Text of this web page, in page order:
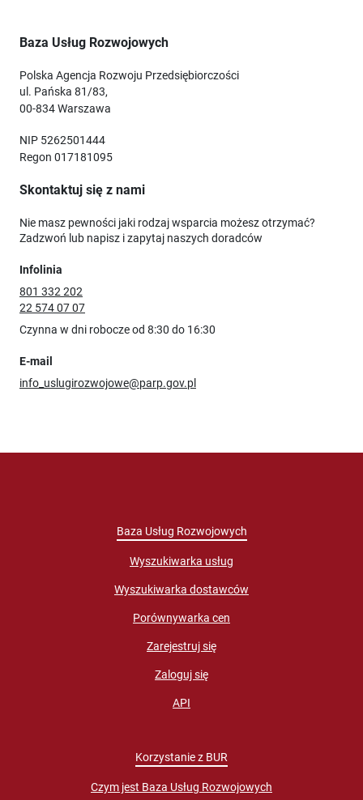
Baza Usług Rozwojowych
Polska Agencja Rozwoju Przedsiębiorczości
ul. Pańska 81/83,
00-834 Warszawa
NIP 5262501444
Regon 017181095
Skontaktuj się z nami
Nie masz pewności jaki rodzaj wsparcia możesz otrzymać?
Zadzwoń lub napisz i zapytaj naszych doradców
Infolinia
801 332 202
22 574 07 07
Czynna w dni robocze od 8:30 do 16:30
E-mail
info_uslugirozwojowe@parp.gov.pl
Baza Usług Rozwojowych
Wyszukiwarka usług
Wyszukiwarka dostawców
Porównywarka cen
Zarejestruj się
Zaloguj się
API
Korzystanie z BUR
Czym jest Baza Usług Rozwojowych